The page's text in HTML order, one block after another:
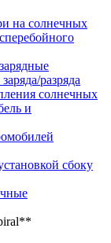
на солнечных
разряда
солнечных
и
сбоку